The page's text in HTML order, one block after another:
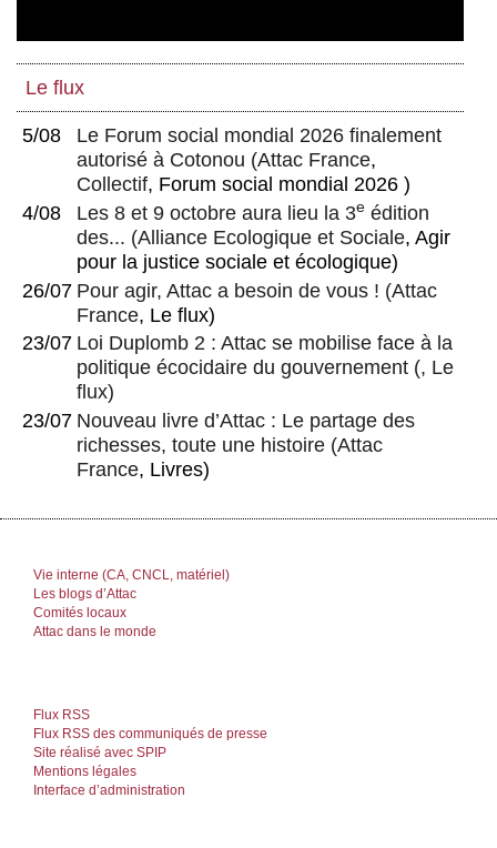
Le flux
5/08
Le Forum social mondial 2026 finalement
autorisé à Cotonou (Attac France,
Collectif, Forum social mondial 2026 )
4/08
Les 8 et 9 octobre aura lieu la 3e édition
des... (Alliance Ecologique et Sociale, Agir
pour la justice sociale et écologique)
26/07 Pour agir, Attac a besoin de vous ! (Attac
France, Le flux)
23/07 Loi Duplomb 2 : Attac se mobilise face à la
politique écocidaire du gouvernement (, Le
flux)
23/07 Nouveau livre d’Attac : Le partage des
richesses, toute une histoire (Attac
France, Livres)
Vie interne (CA, CNCL, matériel)
Les blogs d’Attac
Comités locaux
Attac dans le monde
Flux RSS
Flux RSS des communiqués de presse
Site réalisé avec SPIP
Mentions légales
Interface d’administration